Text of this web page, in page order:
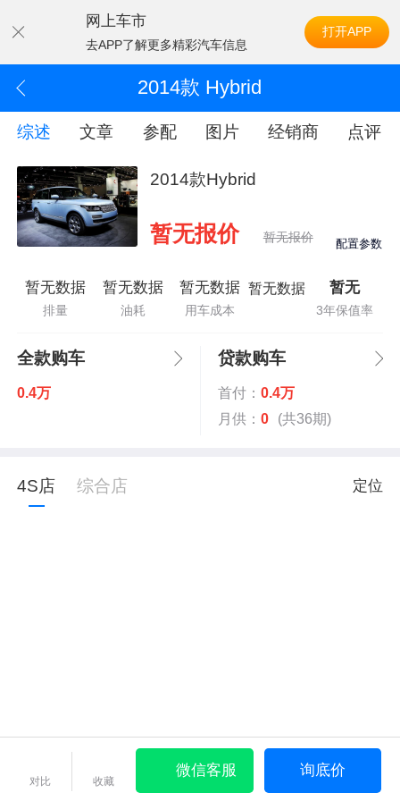
网上车市
去APP了解更多精彩汽车信息
打开APP
2014款 Hybrid
综述 文章 参配 图片 经销商 点评
2014款Hybrid
暂无报价 暂无报价 配置参数
暂无数据
排量
暂无数据
油耗
暂无数据
用车成本
暂无数据 暂无
3年保值率
全款购车
0.4万
贷款购车
首付： 0.4万
月供： 0 (共36期)
4S店 综合店 定位
对比 收藏
微信客服 询底价